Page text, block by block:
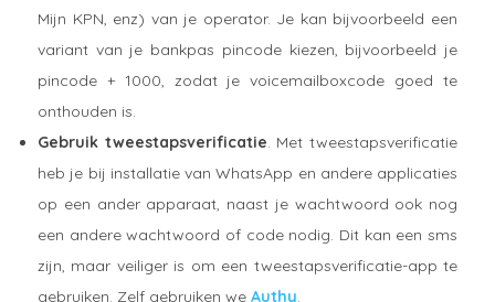
Mijn KPN, enz) van je operator. Je kan bijvoorbeeld een
variant van je bankpas pincode kiezen, bijvoorbeeld je
pincode + 1000, zodat je voicemailboxcode goed te
onthouden is.
Gebruik tweestapsverificatie. Met tweestapsverificatie
heb je bij installatie van WhatsApp en andere applicaties
op een ander apparaat, naast je wachtwoord ook nog
een andere wachtwoord of code nodig. Dit kan een sms
zijn, maar veiliger is om een tweestapsverificatie-app te
gebruiken. Zelf gebruiken we Authy.